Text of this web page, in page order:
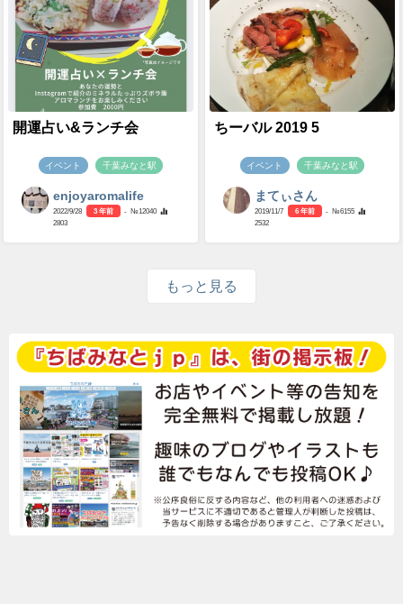
開運占い&ランチ会
イベント 千葉みなと駅
enjoyaromalife
2022/9/28 3 年前
- №12040
2803
ちーバル 2019 5
イベント 千葉みなと駅
まてぃさん
2019/11/7 6 年前
- №6155
2532
もっと見る